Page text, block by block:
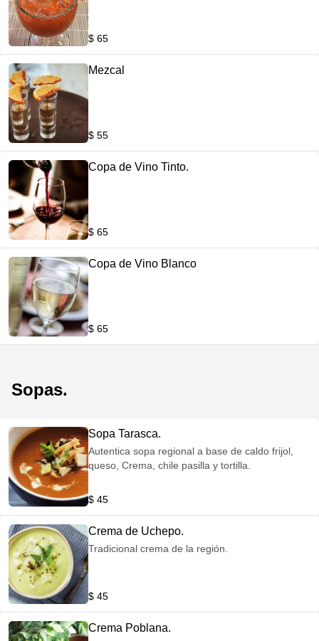
$ 65
Mezcal
$ 55
Copa de Vino Tinto.
$ 65
Copa de Vino Blanco
$ 65
Sopas.
Sopa Tarasca.
Autentica sopa regional a base de caldo frijol,
queso, Crema, chile pasilla y tortilla.
$ 45
Crema de Uchepo.
Tradicional crema de la región.
$ 45
Crema Poblana.